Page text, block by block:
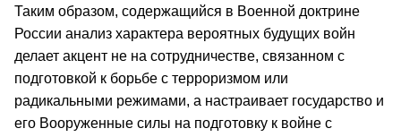
Таким образом, содержащийся в Военной доктрине
России анализ характера вероятных будущих войн
делает акцент не на сотрудничестве, связанном с
подготовкой к борьбе с терроризмом или
радикальными режимами, а настраивает государство и
его Вооруженные силы на подготовку к войне с